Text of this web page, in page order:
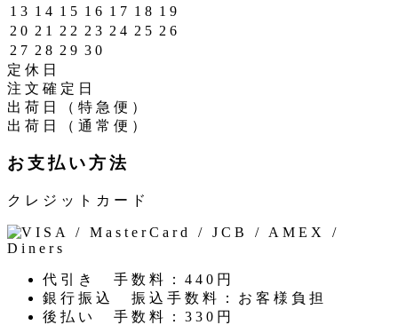
13 14 15 16 17 18 19
20 21 22 23 24 25 26
27 28 29 30
定休日
注文確定日
出荷日（特急便）
出荷日（通常便）
お支払い方法
クレジットカード
代引き 手数料：440円
銀行振込 振込手数料：お客様負担
後払い 手数料：330円